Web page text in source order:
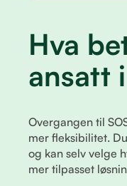
Hva
ansatt
Overgangen til
mer fleksibilitet.
og kan selv velge
mer tilpasset